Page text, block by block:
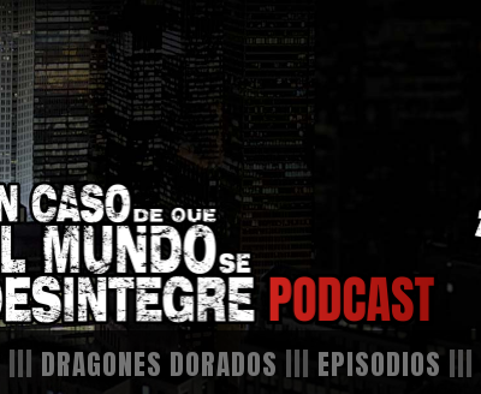
DRAGONES DORADOS EPISODIOS